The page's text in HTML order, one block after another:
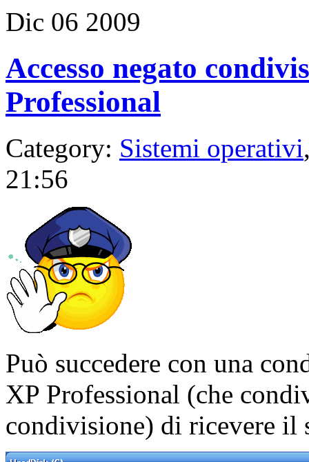
Dic 06 2009
Accesso negato
Professional
Category: Sistemi operativi
21:56
Può succedere con una
XP Professional (che
condivisione) di ricevere il